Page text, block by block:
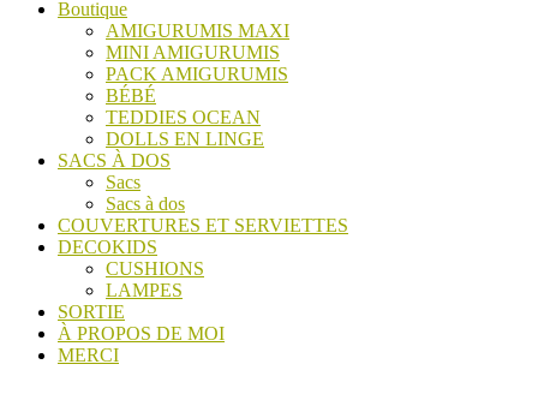
Boutique
AMIGURUMIS MAXI
MINI AMIGURUMIS
PACK AMIGURUMIS
BÉBÉ
TEDDIES OCEAN
DOLLS EN LINGE
SACS À DOS
Sacs
Sacs à dos
COUVERTURES ET SERVIETTES
DECOKIDS
CUSHIONS
LAMPES
SORTIE
À PROPOS DE MOI
MERCI